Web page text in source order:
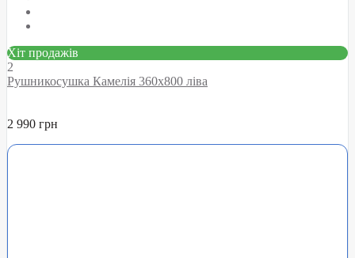
Хіт продажів
2
Рушникосушка Камелія 360х800 ліва
2 990 грн